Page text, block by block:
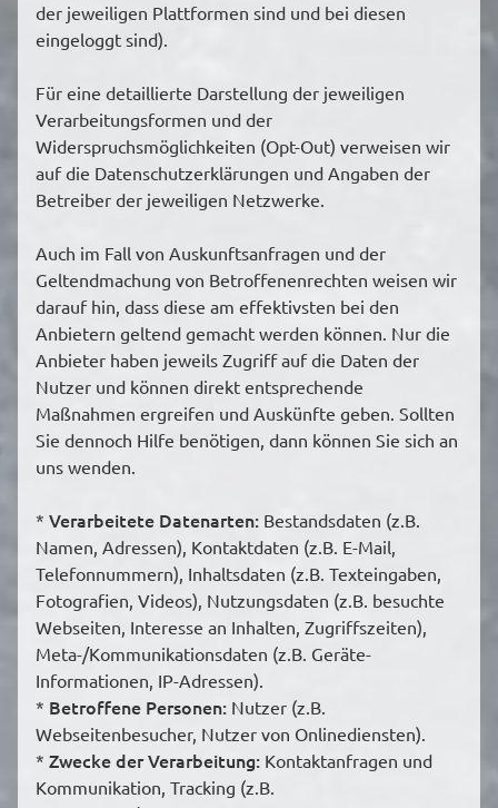
der jeweiligen Plattformen sind und bei diesen
eingeloggt sind).
Für eine detaillierte Darstellung der jeweiligen
Verarbeitungsformen und der
Widerspruchsmöglichkeiten (Opt-Out) verweisen wir
auf die Datenschutzerklärungen und Angaben der
Betreiber der jeweiligen Netzwerke.
Auch im Fall von Auskunftsanfragen und der
Geltendmachung von Betroffenenrechten weisen wir
darauf hin, dass diese am effektivsten bei den
Anbietern geltend gemacht werden können. Nur die
Anbieter haben jeweils Zugriff auf die Daten der
Nutzer und können direkt entsprechende
Maßnahmen ergreifen und Auskünfte geben. Sollten
Sie dennoch Hilfe benötigen, dann können Sie sich an
uns wenden.
* Verarbeitete Datenarten: Bestandsdaten (z.B.
Namen, Adressen), Kontaktdaten (z.B. E-Mail,
Telefonnummern), Inhaltsdaten (z.B. Texteingaben,
Fotografien, Videos), Nutzungsdaten (z.B. besuchte
Webseiten, Interesse an Inhalten, Zugriffszeiten),
Meta-/Kommunikationsdaten (z.B. Geräte-
Informationen, IP-Adressen).
* Betroffene Personen: Nutzer (z.B.
Webseitenbesucher, Nutzer von Onlinediensten).
* Zwecke der Verarbeitung: Kontaktanfragen und
Kommunikation, Tracking (z.B.